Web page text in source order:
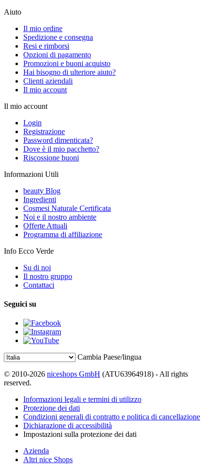
Aiuto
Il mio ordine
Spedizione e consegna
Resi e rimborsi
Opzioni di pagamento
Promozioni e buoni acquisto
Hai bisogno di ulteriore aiuto?
Clienti aziendali
Il mio account
Il mio account
Login
Registrazione
Password dimenticata?
Dove è il mio pacchetto?
Riscossione buoni
Informazioni Utili
beauty Blog
Ingredienti
Cosmesi Naturale Certificata
Noi e il nostro ambiente
Offerte Attuali
Programma di affiliazione
Info Ecco Verde
Su di noi
Il nostro gruppo
Contattaci
Seguici su
Cambia Paese/lingua
© 2010-2026 niceshops GmbH (ATU63964918) - All rights
reserved.
Informazioni legali e termini di utilizzo
Protezione dei dati
Condizioni generali di contratto e politica di cancellazione
Dichiarazione di accessibilità
Impostazioni sulla protezione dei dati
Azienda
Altri nice Shops